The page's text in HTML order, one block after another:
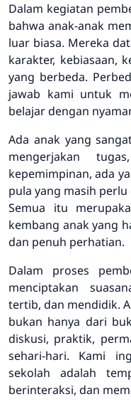
Dalam kegiatan
bahwa anak-anak
luar biasa. Mereka
karakter, kebiasaan,
yang berbeda.
jawab kami untuk
belajar dengan
Ada anak yang
mengerjakan
kepemimpinan, ada
pula yang masih
Semua itu
kembang anak yang
dan penuh perhatian.
Dalam proses
menciptakan
tertib, dan mendidik.
bukan hanya dari
diskusi, praktik,
sehari-hari. Kami
sekolah adalah
berinteraksi, dan